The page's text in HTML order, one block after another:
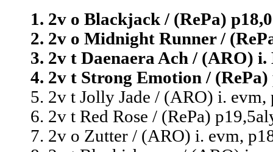
1. 2v o Blackjack / (RePa)
2. 2v o Midnight Runner /
3. 2v t Daenaera Ach / (ARO) i.
4. 2v t Strong Emotion /
5. 2v t Jolly Jade / (ARO) i. evm,
6. 2v t Red Rose / (RePa)
7. 2v o Zutter / (ARO) i. evm,